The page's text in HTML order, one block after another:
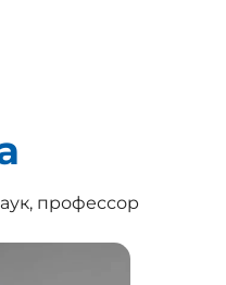
профессор